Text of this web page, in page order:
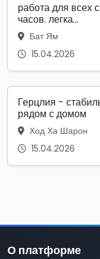
работа для всех
часов. легка...
Бат Ям
15.04.2026
Герцлия -
рядом с домом
Ход Ха Шарон
15.04.2026
О платформе